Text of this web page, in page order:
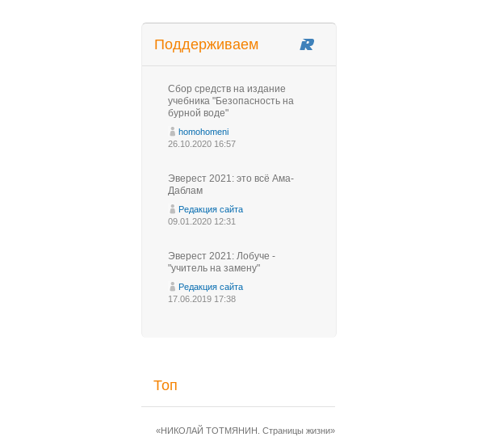
Поддерживаем
Сбор средств на издание
учебника "Безопасность на
бурной воде"
homohomeni
26.10.2020 16:57
Эверест 2021: это всё Ама-
Даблам
Редакция сайта
09.01.2020 12:31
Эверест 2021: Лобуче -
"учитель на замену"
Редакция сайта
17.06.2019 17:38
Топ
«НИКОЛАЙ ТОТМЯНИН. Страницы жизни»